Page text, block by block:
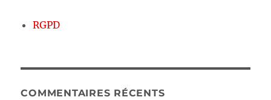
RGPD
COMMENTAIRES RÉCENTS